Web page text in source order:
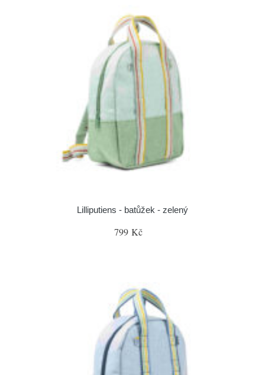
Lilliputiens - batůžek - zelený
799 Kč